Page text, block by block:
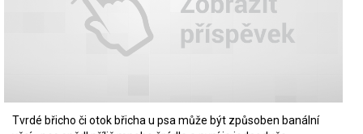
Tvrdé břicho či otok břicha u psa může být způsoben banální